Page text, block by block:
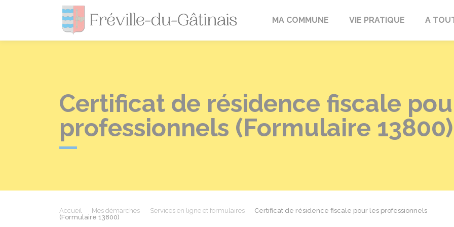
Fréville-du-Gâtinais
MA COMMUNE VIE PRATIQUE A
Certificat de résidence fiscale
professionnels (Formulaire 13800)
Accueil Mes démarches Services en ligne et formulaires
Certificat de résidence fiscale pour les professionnels
(Formulaire 13800)